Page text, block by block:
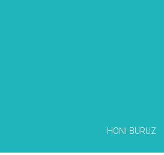
HONI BURUZ